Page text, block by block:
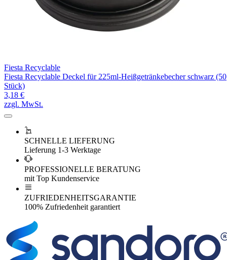
Fiesta Recyclable
Fiesta Recyclable Deckel für 225ml-Heißgetränkebecher schwarz (50
Stück)
3,18 €
zzgl. MwSt.
SCHNELLE LIEFERUNG
Lieferung 1-3 Werktage
PROFESSIONELLE BERATUNG
mit Top Kundenservice
ZUFRIEDENHEITSGARANTIE
100% Zufriedenheit garantiert